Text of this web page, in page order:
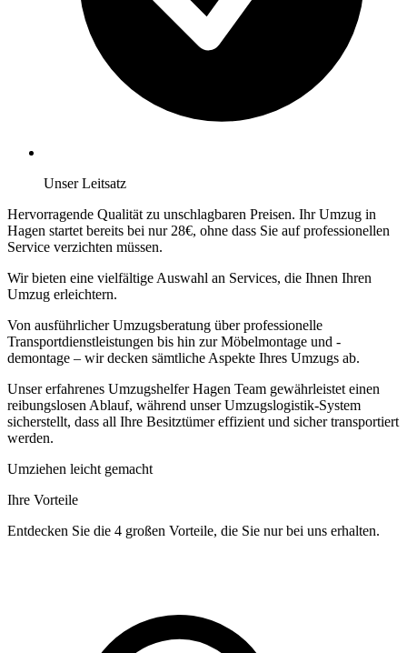
Unser Leitsatz
Hervorragende Qualität zu unschlagbaren Preisen. Ihr Umzug in
Hagen startet bereits bei nur 28€, ohne dass Sie auf professionellen
Service verzichten müssen.
Wir bieten eine vielfältige Auswahl an Services, die Ihnen Ihren
Umzug erleichtern.
Von ausführlicher Umzugsberatung über professionelle
Transportdienstleistungen bis hin zur Möbelmontage und -
demontage – wir decken sämtliche Aspekte Ihres Umzugs ab.
Unser erfahrenes Umzugshelfer Hagen Team gewährleistet einen
reibungslosen Ablauf, während unser Umzugslogistik-System
sicherstellt, dass all Ihre Besitztümer effizient und sicher transportiert
werden.
Umziehen leicht gemacht
Ihre Vorteile
Entdecken Sie die 4 großen Vorteile, die Sie nur bei uns erhalten.